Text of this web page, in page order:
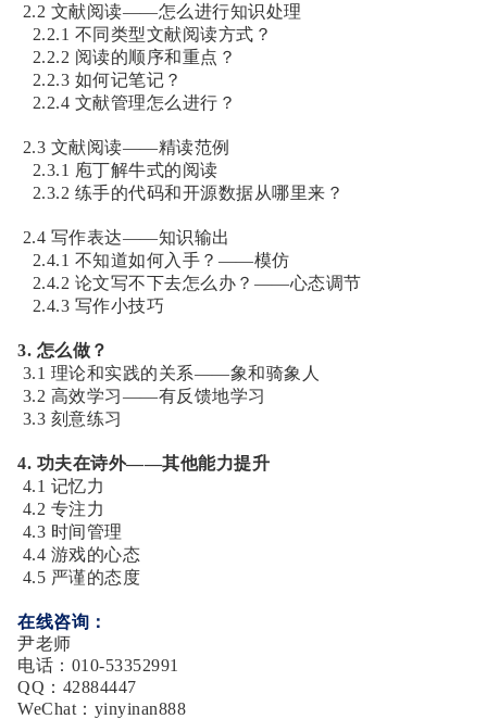
2.2 文献阅读——怎么进行知识处理
2.2.1 不同类型文献阅读方式？
2.2.2 阅读的顺序和重点？
2.2.3 如何记笔记？
2.2.4 文献管理怎么进行？
2.3 文献阅读——精读范例
2.3.1 庖丁解牛式的阅读
2.3.2 练手的代码和开源数据从哪里来？
2.4 写作表达——知识输出
2.4.1 不知道如何入手？——模仿
2.4.2 论文写不下去怎么办？——心态调节
2.4.3 写作小技巧
3. 怎么做？
3.1 理论和实践的关系——象和骑象人
3.2 高效学习——有反馈地学习
3.3 刻意练习
4. 功夫在诗外——其他能力提升
4.1 记忆力
4.2 专注力
4.3 时间管理
4.4 游戏的心态
4.5 严谨的态度
在线咨询：
尹老师
电话：010-53352991
QQ：42884447
WeChat：yinyinan888